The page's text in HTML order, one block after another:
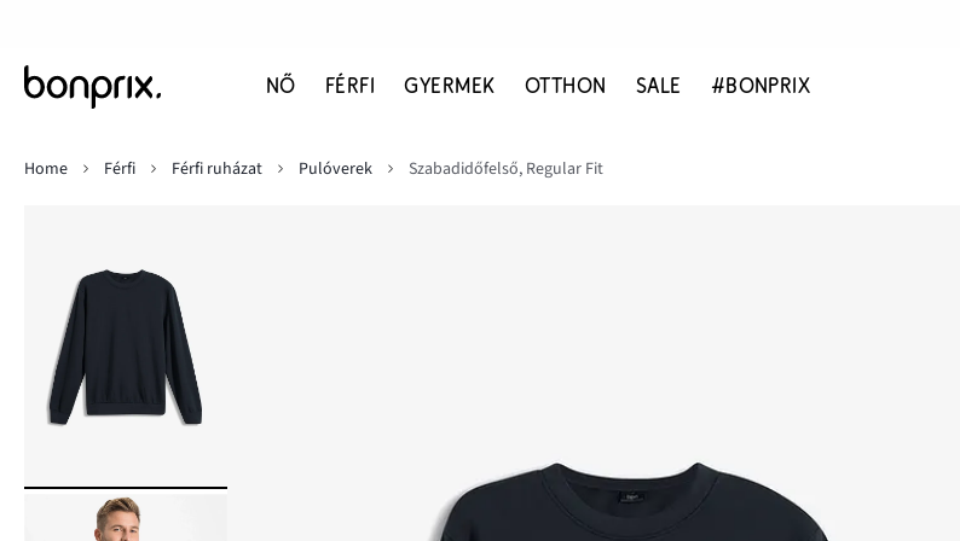
NŐ FÉRFI GYERMEK OTTHON SALE #BONPRIX
Home
Férfi Férfi ruházat Pulóverek Szabadidőfelső, Regular Fit